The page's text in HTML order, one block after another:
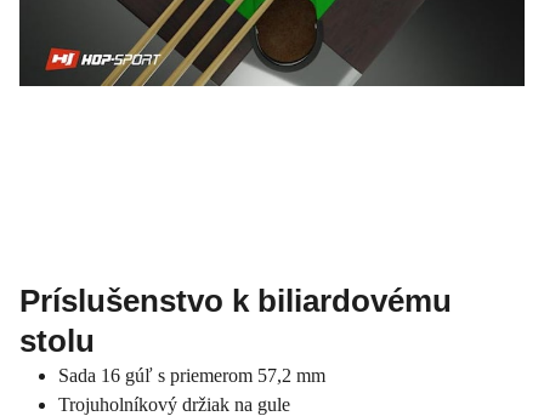
Príslušenstvo k biliardovému
stolu
Sada 16 gúľ s priemerom 57,2 mm
Trojuholníkový držiak na gule